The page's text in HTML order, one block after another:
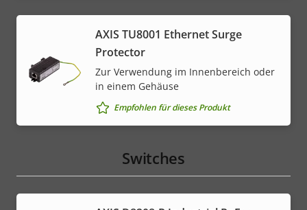
AXIS TU8001 Ethernet Surge
Protector
Zur Verwendung im Innenbereich oder
in einem Gehäuse
Empfohlen für dieses Produkt
Switches